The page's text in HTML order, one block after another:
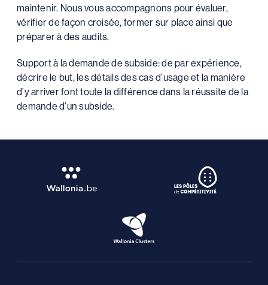
maintenir. Nous vous accompagnons pour évaluer,
vérifier de façon croisée, former sur place ainsi que
préparer à des audits.
Support à la demande de subside: de par expérience,
décrire le but, les détails des cas d’usage et la manière
d’y arriver font toute la différence dans la réussite de la
demande d’un subside.